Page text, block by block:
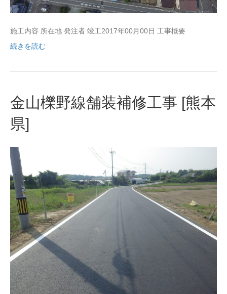
施工内容 所在地 発注者 竣工2017年00月00日 工事概要
続きを読む
金山櫟野線舗装補修工事 [熊本
県]